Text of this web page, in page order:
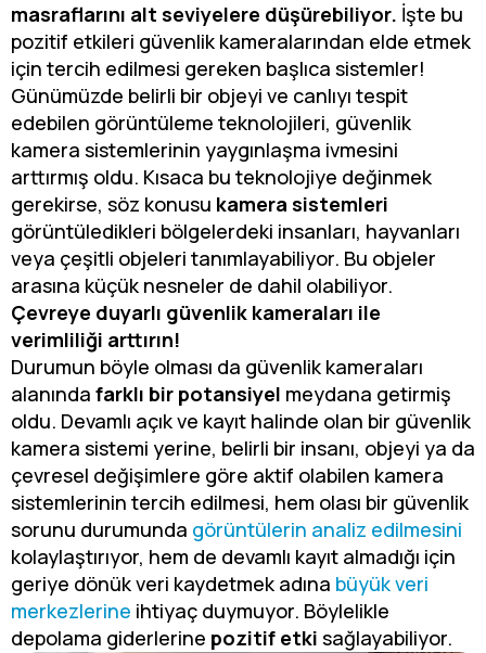
masraflarını alt seviyelere düşürebiliyor. İşte bu
pozitif etkileri güvenlik kameralarından elde etmek
için tercih edilmesi gereken başlıca sistemler!
Günümüzde belirli bir objeyi ve canlıyı tespit
edebilen görüntüleme teknolojileri, güvenlik
kamera sistemlerinin yaygınlaşma ivmesini
arttırmış oldu. Kısaca bu teknolojiye değinmek
gerekirse, söz konusu kamera sistemleri
görüntüledikleri bölgelerdeki insanları, hayvanları
veya çeşitli objeleri tanımlayabiliyor. Bu objeler
arasına küçük nesneler de dahil olabiliyor.
Çevreye duyarlı güvenlik kameraları ile
verimliliği arttırın!
Durumun böyle olması da güvenlik kameraları
alanında farklı bir potansiyel meydana getirmiş
oldu. Devamlı açık ve kayıt halinde olan bir güvenlik
kamera sistemi yerine, belirli bir insanı, objeyi ya da
çevresel değişimlere göre aktif olabilen kamera
sistemlerinin tercih edilmesi, hem olası bir güvenlik
sorunu durumunda görüntülerin analiz edilmesini
kolaylaştırıyor, hem de devamlı kayıt almadığı için
geriye dönük veri kaydetmek adına büyük veri
merkezlerine ihtiyaç duymuyor. Böylelikle
depolama giderlerine pozitif etki sağlayabiliyor.